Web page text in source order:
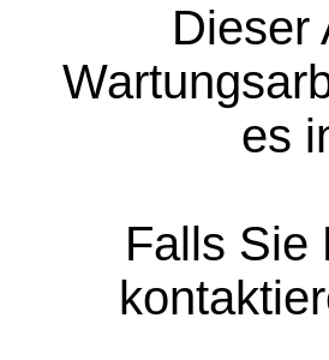
Dieser
es
Falls Sie